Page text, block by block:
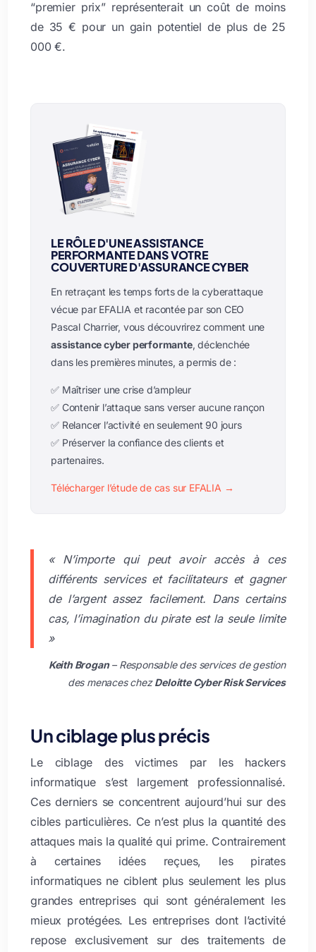
“premier prix” représenterait un coût de moins
de 35 € pour un gain potentiel de plus de 25
000 €.
LE RÔLE D'UNE ASSISTANCE
PERFORMANTE DANS VOTRE
COUVERTURE D'ASSURANCE CYBER
En retraçant les temps forts de la cyberattaque
vécue par EFALIA et racontée par son CEO
Pascal Charrier, vous découvrirez comment une
assistance cyber performante, déclenchée
dans les premières minutes, a permis de :
✅ Maîtriser une crise d’ampleur
✅ Contenir l’attaque sans verser aucune rançon
✅ Relancer l’activité en seulement 90 jours
✅ Préserver la confiance des clients et
partenaires.
Télécharger l’étude de cas sur EFALIA →
« N’importe qui peut avoir accès à ces
différents services et facilitateurs et gagner
de l’argent assez facilement. Dans certains
cas, l’imagination du pirate est la seule limite
»
Keith Brogan– Responsable des services de gestion
des menaces chezDeloitte Cyber Risk Services
Un ciblage plus précis
Le ciblage des victimes par les hackers
informatique s’est largement professionnalisé.
Ces derniers se concentrent aujourd’hui sur des
cibles particulières. Ce n’est plus la quantité des
attaques mais la qualité qui prime. Contrairement
à certaines idées reçues, les pirates
informatiques ne ciblent plus seulement les plus
grandes entreprises qui sont généralement les
mieux protégées. Les entreprises dont l’activité
repose exclusivement sur des traitements de